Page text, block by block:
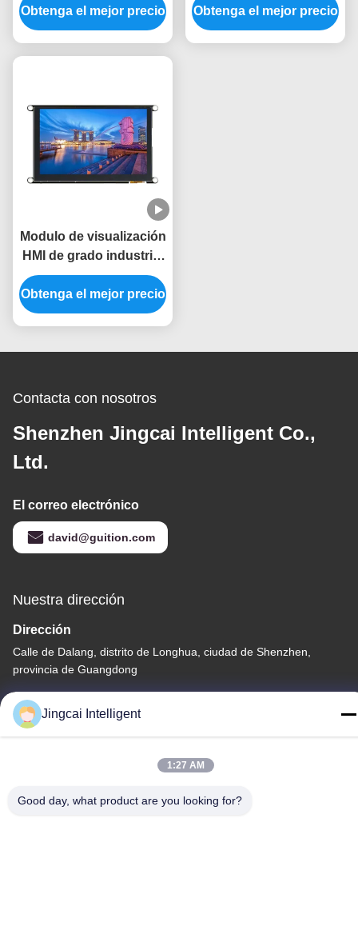
visión de 60 ° y diseño
ligero
Obtenga el mejor precio
humana La
combinación perfecta
Obtenga el mejor precio
Modulo de visualización
HMI de grado industrial
de 5 V IPS -30 ~ 80.C
Rango de temperatura
Obtenga el mejor precio
Contacta con nosotros
Shenzhen Jingcai Intelligent Co.,
Ltd.
El correo electrónico
david@guition.com
Nuestra dirección
Dirección
Calle de Dalang, distrito de Longhua, ciudad de Shenzhen,
provincia de Guangdong
Teléfono
18665866730-18665866730
Jingcai Intelligent
1:27 AM
Good day, what product are you looking for?